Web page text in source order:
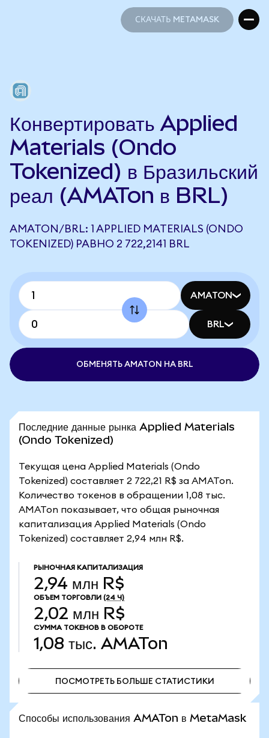
СКАЧАТЬ METAMASK
Конвертировать Applied
Materials (Ondo
Tokenized) в Бразильский
реал (AMATon в BRL)
AMATON/BRL: 1 APPLIED MATERIALS (ONDO
TOKENIZED) РАВНО 2 722,2141 BRL
AMATON
BRL
ОБМЕНЯТЬ AMATON НА BRL
Последние данные рынка Applied Materials
(Ondo Tokenized)
Текущая цена Applied Materials (Ondo
Tokenized) составляет 2 722,21 R$ за AMATon.
Количество токенов в обращении 1,08 тыс.
AMATon показывает, что общая рыночная
капитализация Applied Materials (Ondo
Tokenized) составляет 2,94 млн R$.
РЫНОЧНАЯ КАПИТАЛИЗАЦИЯ
2,94 млн R$
ОБЪЕМ ТОРГОВЛИ (24 Ч)
2,02 млн R$
СУММА ТОКЕНОВ В ОБОРОТЕ
1,08 тыс. AMATon
ПОСМОТРЕТЬ БОЛЬШЕ СТАТИСТИКИ
Способы использования AMATon в MetaMask